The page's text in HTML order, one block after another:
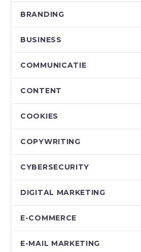
BRANDING
BUSINESS
COMMUNICATIE
CONTENT
COOKIES
COPYWRITING
CYBERSECURITY
DIGITAL MARKETING
E-COMMERCE
E-MAIL MARKETING